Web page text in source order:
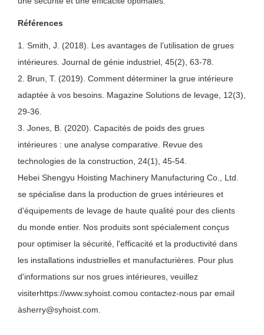
Références
1. Smith, J. (2018). Les avantages de l’utilisation de grues
intérieures. Journal de génie industriel, 45(2), 63-78.
2. Brun, T. (2019). Comment déterminer la grue intérieure
adaptée à vos besoins. Magazine Solutions de levage, 12(3),
29-36.
3. Jones, B. (2020). Capacités de poids des grues
intérieures : une analyse comparative. Revue des
technologies de la construction, 24(1), 45-54.
Hebei Shengyu Hoisting Machinery Manufacturing Co., Ltd.
se spécialise dans la production de grues intérieures et
d'équipements de levage de haute qualité pour des clients
du monde entier. Nos produits sont spécialement conçus
pour optimiser la sécurité, l'efficacité et la productivité dans
les installations industrielles et manufacturières. Pour plus
d'informations sur nos grues intérieures, veuillez
visiterhttps://www.syhoist.comou contactez-nous par email
àsherry@syhoist.com